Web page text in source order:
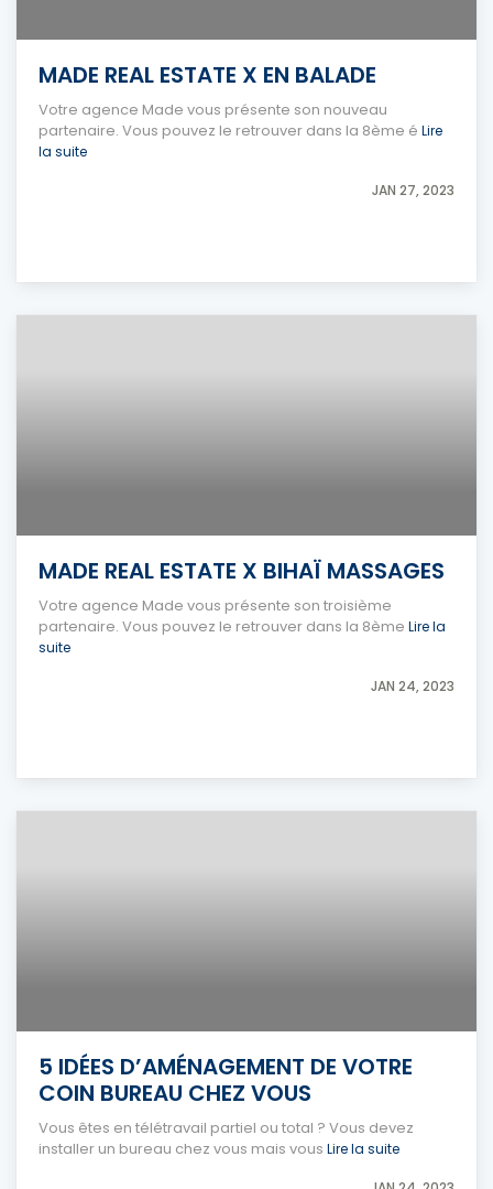
MADE REAL ESTATE X EN BALADE
Votre agence Made vous présente son nouveau
partenaire. Vous pouvez le retrouver dans la 8ème é Lire
la suite
JAN 27, 2023
MADE REAL ESTATE X BIHAÏ MASSAGES
Votre agence Made vous présente son troisième
partenaire. Vous pouvez le retrouver dans la 8ème Lire la
suite
JAN 24, 2023
5 IDÉES D’AMÉNAGEMENT DE VOTRE
COIN BUREAU CHEZ VOUS
Vous êtes en télétravail partiel ou total ? Vous devez
installer un bureau chez vous mais vous Lire la suite